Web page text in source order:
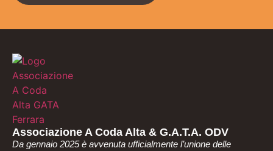
Associazione A Coda Alta & G.A.T.A. ODV
Da gennaio 2025 è avvenuta ufficialmente l’unione delle